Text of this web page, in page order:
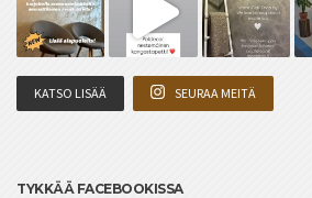
KATSO LISÄÄ SEURAA MEITÄ
TYKKÄÄ FACEBOOKISSA